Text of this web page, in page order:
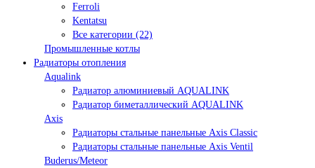
Ferroli
Kentatsu
Все категории (22)
Промышленные котлы
Радиаторы отопления
Aqualink
Радиатор алюминиевый AQUALINK
Радиатор биметаллический AQUALINK
Axis
Радиаторы стальные панельные Axis Classic
Радиаторы стальные панельные Axis Ventil
Buderus/Meteor